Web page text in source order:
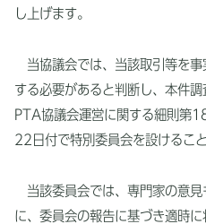
し上げます。
当協議会では、当該取引等を
する必要があると判断し、本件
PTA協議会運営に関する細則第
22日付で特別委員会を設けるこ
当該委員会では、専門家の意見
に、委員会の報告に基づき適時